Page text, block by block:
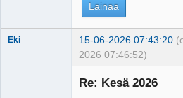
Lainaa
Eki 15-06-2026 07:43:20
2026 07:46:52)
Re: Kesä 2026